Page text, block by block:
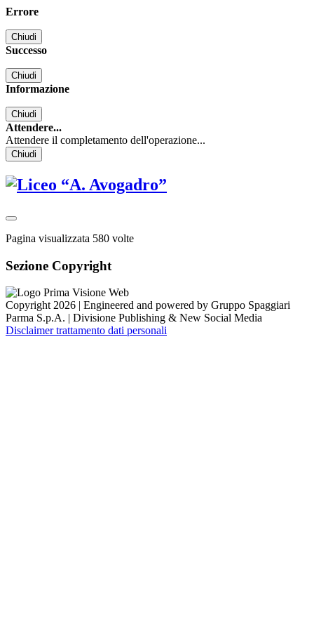
Errore
Chiudi
Successo
Chiudi
Informazione
Chiudi
Attendere...
Attendere il completamento dell'operazione...
Chiudi
Pagina visualizzata 580 volte
Sezione Copyright
Copyright 2026 | Engineered and powered by Gruppo Spaggiari
Parma S.p.A. | Divisione Publishing & New Social Media
Disclaimer trattamento dati personali